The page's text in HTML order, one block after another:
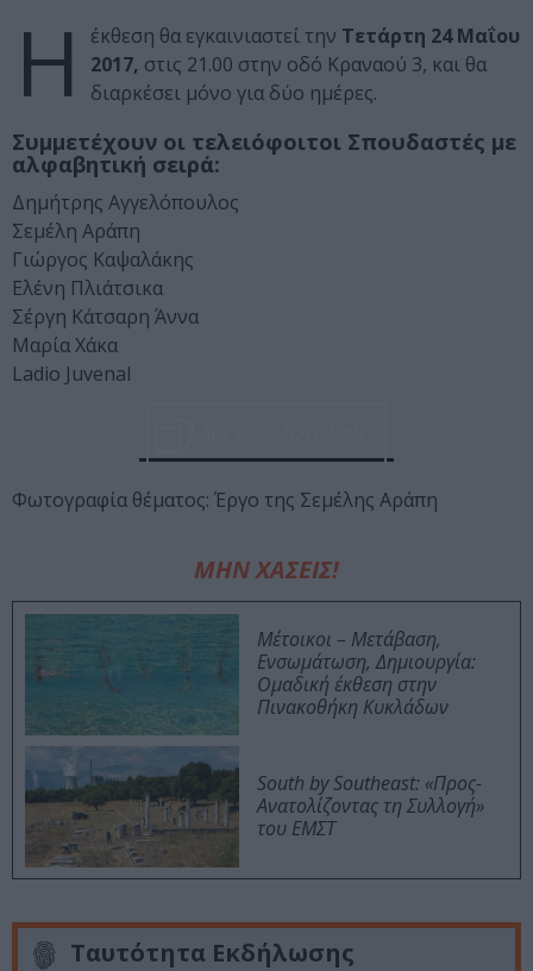
Η έκθεση θα εγκαινιαστεί την Τετάρτη 24 Μαΐου
2017, στις 21.00 στην οδό Κραναού 3, και θα
διαρκέσει μόνο για δύο ημέρες.
Συμμετέχουν οι τελειόφοιτοι Σπουδαστές με
αλφαβητική σειρά:
Δημήτρης Αγγελόπουλος
Σεμέλη Αράπη
Γιώργος Καψαλάκης
Ελένη Πλιάτσικα
Σέργη Κάτσαρη Άννα
Μαρία Χάκα
Ladio Juvenal
Φωτογραφία θέματος: Έργο της Σεμέλης Αράπη
ΜΗΝ ΧΑΣΕΙΣ!
Μέτοικοι – Μετάβαση,
Ενσωμάτωση, Δημιουργία:
Ομαδική έκθεση στην
Πινακοθήκη Κυκλάδων
South by Southeast: «Προς-
Ανατολίζοντας τη Συλλογή»
του ΕΜΣΤ
Ταυτότητα Εκδήλωσης